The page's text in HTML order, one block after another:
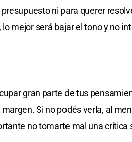
ni para querer
mejor será bajar el tono y no
gran parte de tus
Si no podés verla, al
no tomarte mal una crítica